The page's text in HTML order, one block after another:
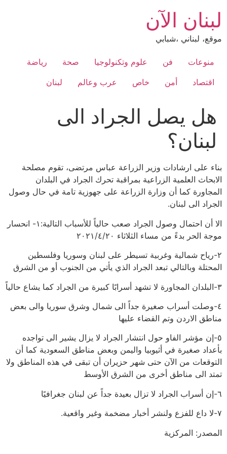
content
لبنان الآن
موقع، لبناني ،شبابي
منوعات فن علوم وتكنولوجيا صحة
رياضة
اقتصاد
أمن خاص عرب وعالم لبنان
هل يصل الجراد الى
لبنان؟
بناء على ارشادات وزير الزراعة عباس مرتضى، تقوم مصلحة
الابحاث العلمية الزراعية بمراقبة تحرك الجراد في البلدان
المجاورة كما أن وزارة الزراعة على جهوزية تامة في حال وصول
الجراد الى لبنان.
الا أن احتمال وصول الجراد صعب حالياً للأسباب التالية:١- انحسار
موجة الحر بدءً من مساء الثلاثاء ٢٠٢١/٤/٢٠
٢-رياح شمالية وغربية تسيطر على لبنان وسوريا وفلسطين
المحتلة وبالتالي تبعد الجراد الذي يأتي من الجنوب أو من الشرق
٣-البلدان المجاورة لا تشهد أسرابًا كبيرة من الجراد كما يشاع حالياً
٤-وصلت أسراب صغيرة جداً الى شمال وشرق سوريا والى بعض
مناطق الاردن وتم القضاء عليها
٥-إن مؤشر الفاو حول انتشار الجراد لا يزال يشير الى تواجده
بأعداد صغيرة في أثيوبيا واليمن وبعض مناطق السعودية كما أن
التوقعات من الآن حتى شهر حزيران أن تبقى في هذه المناطق ولا
تمتد الى مناطق أخرى من الشرق الأوسط
٦-إن أسراب الجراد لا تزال بعيدة جداً عن لبنان جغرافيًا
٧-لا داع للفزع ولنشر أخبار مضخمة وغير واقعية.
المصدر: المركزية